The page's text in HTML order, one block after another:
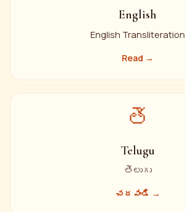
English
English Transliteration
Read →
తె
Telugu
తెలుగు
చదవండి →